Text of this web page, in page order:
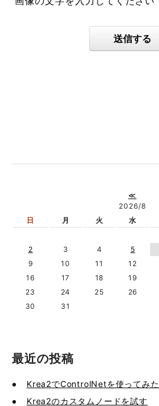
送信する
≪
2026/8
日
月 火 水
2
3 4 5
9
10 11 12
16
17 18 19
23
24 25 26
30
31
最近の投稿
Krea2でControlNetを使ってみた
Krea2のカスタムノードを試す